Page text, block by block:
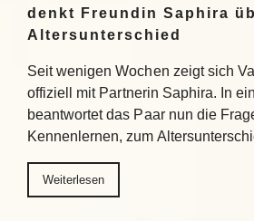
denkt Freundin Saphira
Altersunterschied
Seit wenigen Wochen zeigt sich
offiziell mit Partnerin Saphira. In
beantwortet das Paar nun die
Kennenlernen, zum
Weiterlesen